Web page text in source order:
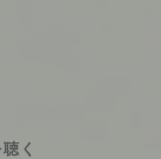
く